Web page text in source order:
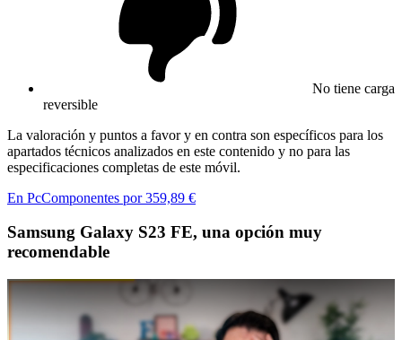
No tiene carga
reversible
La valoración y puntos a favor y en contra son específicos para los
apartados técnicos analizados en este contenido y no para las
especificaciones completas de este móvil.
En PcComponentes por 359,89 €
Samsung Galaxy S23 FE, una opción muy
recomendable